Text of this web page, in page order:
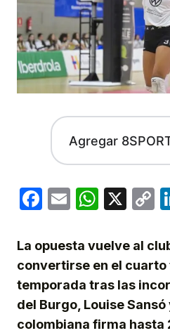
Agregar
Facebook
Email X
La opuesta vuelve al
convertirse en el cuarto
temporada tras las
del Burgo, Louise
colombiana firma hasta